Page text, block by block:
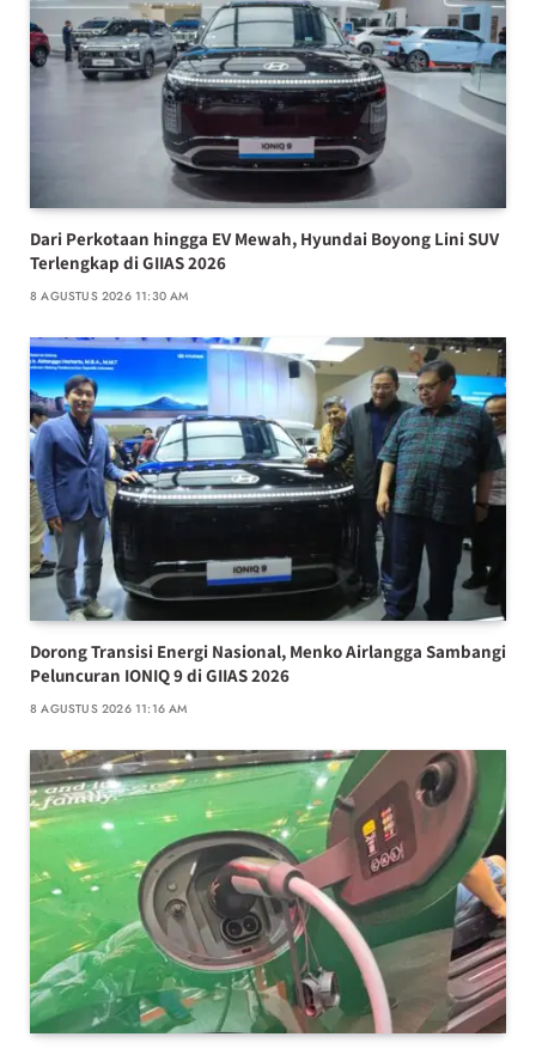
Dari Perkotaan hingga EV Mewah, Hyundai Boyong Lini SUV
Terlengkap di GIIAS 2026
8 AGUSTUS 2026 11:30 AM
Dorong Transisi Energi Nasional, Menko Airlangga Sambangi
Peluncuran IONIQ 9 di GIIAS 2026
8 AGUSTUS 2026 11:16 AM